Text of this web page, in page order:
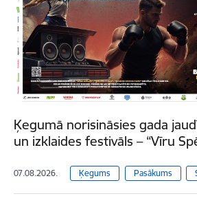
Ķegumā norisināsies gada
un izklaides festivāls – “Vīru
07.08.2026. Ķegums Pasākums